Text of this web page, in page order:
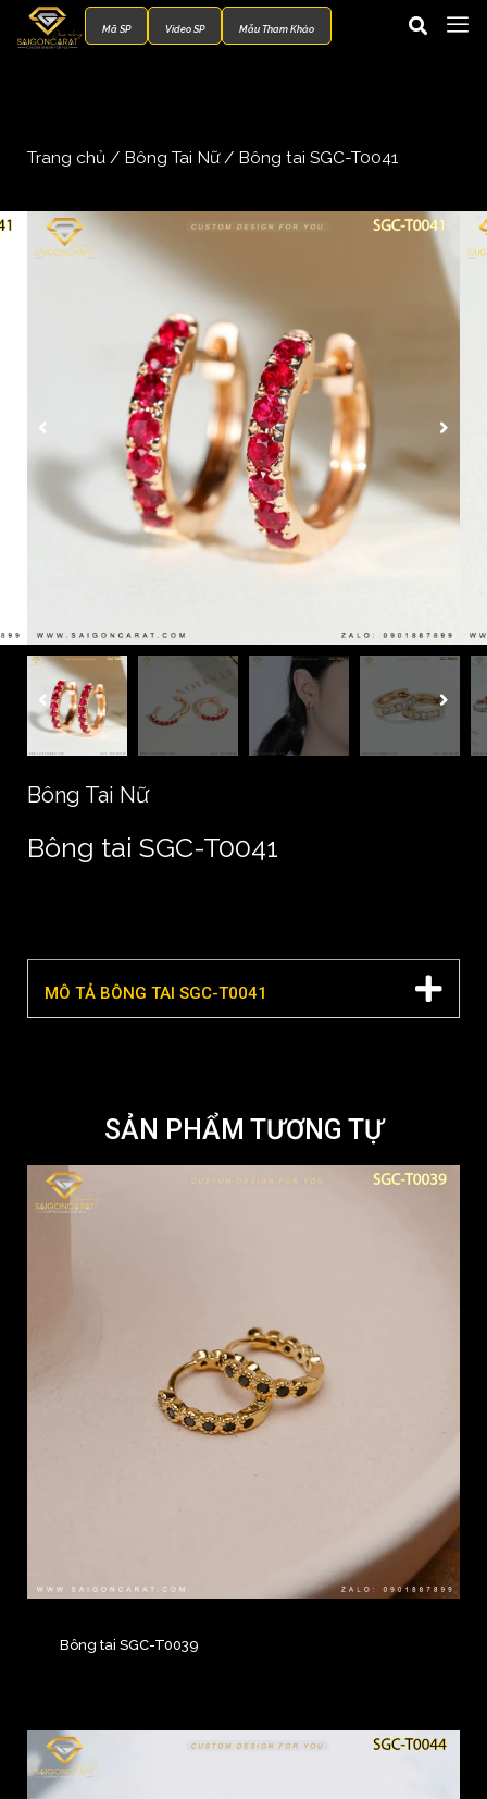
Mã SP Video SP Mẫu Tham Khảo
Trang chủ / Bông Tai Nữ/ Bông tai SGC-T0041
Bông Tai Nữ
Bông tai SGC-T0041
MÔ TẢ BÔNG TAI SGC-T0041
SẢN PHẨM TƯƠNG TỰ
Bông tai SGC-T0039